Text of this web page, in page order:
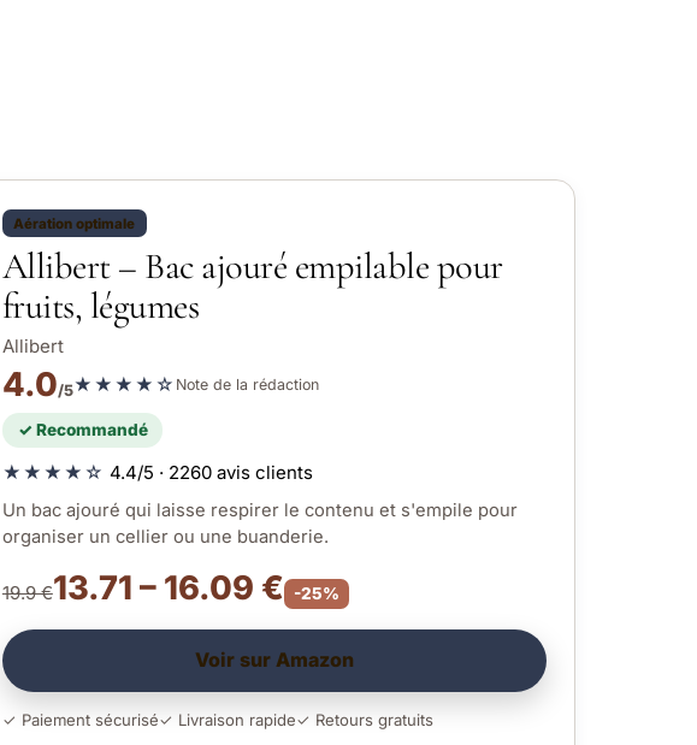
Aération optimale
Allibert – Bac ajouré empilable pour
fruits, légumes
Allibert
4.0/5★★★★☆ Note de la rédaction
✓ Recommandé
★★★★☆ 4.4/5 · 2260 avis clients
Un bac ajouré qui laisse respirer le contenu et s'empile pour
organiser un cellier ou une buanderie.
19.9 €13.71 – 16.09 € -25%
Voir sur Amazon
✓ Paiement sécurisé✓ Livraison rapide✓ Retours gratuits